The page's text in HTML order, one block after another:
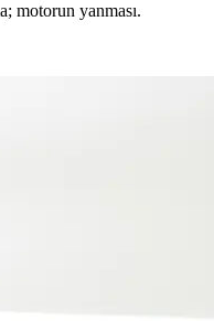
motorun yanması.